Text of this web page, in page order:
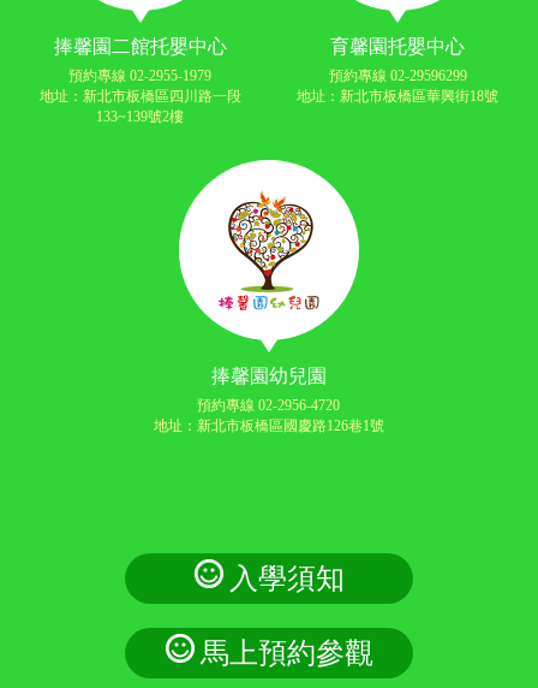
捧馨園二館托嬰中心
預約專線 02-2955-1979
地址：新北市板橋區四川路一段
133~139號2樓
育馨園托嬰中心
預約專線 02-29596299
地址：新北市板橋區華興街18號
捧馨園幼兒園
預約專線 02-2956-4720
地址：新北市板橋區國慶路126巷1號
入學須知
馬上預約參觀